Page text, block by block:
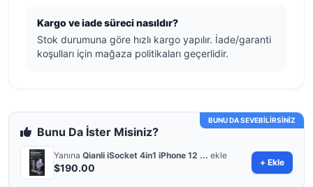
Kargo ve iade süreci nasıldır?
Stok durumuna göre hızlı kargo yapılır. İade/garanti
koşulları için mağaza politikaları geçerlidir.
BUNU DA SEVEBİLİRSİNİZ
Bunu Da İster Misiniz?
Yanına Qianli iSocket 4in1 iPhone 12 ... ekle
$190.00 + Ekle